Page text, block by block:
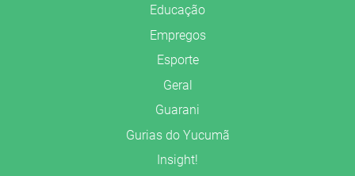
Educação
Empregos
Esporte
Geral
Guarani
Gurias do Yucumã
Insight!